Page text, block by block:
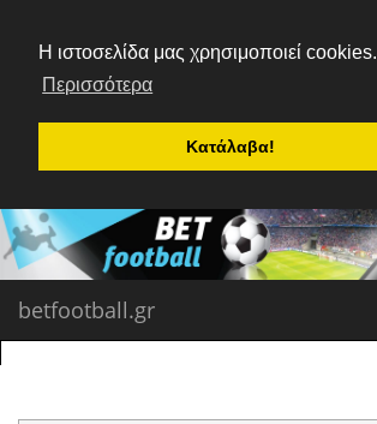
Η ιστοσελίδα μας χρησιμοποιεί cookies.
Περισσότερα
Κατάλαβα!
betfootball.gr